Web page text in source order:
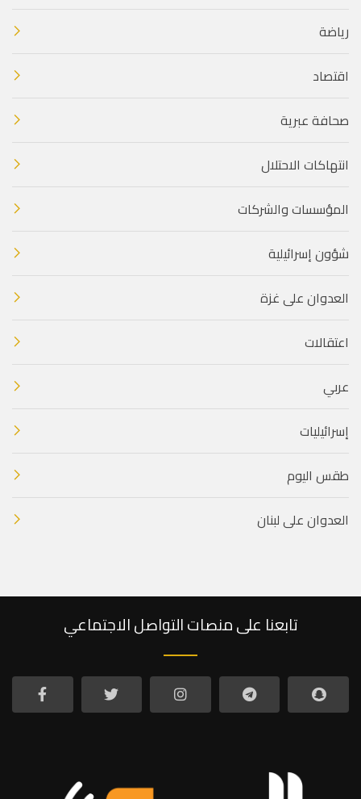
رياضة
اقتصاد
صحافة عبرية
انتهاكات الاحتلال
المؤسسات والشركات
شؤون إسرائيلية
العدوان على غزة
اعتقالات
عربي
إسرائيليات
طقس اليوم
العدوان على لبنان
تابعنا على منصات التواصل الاجتماعي